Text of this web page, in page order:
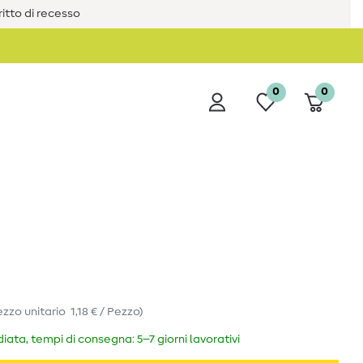
di recesso
0 0
unitario 1,18 € / Pezzo)
tempi di consegna: 5–7 giorni lavorativi